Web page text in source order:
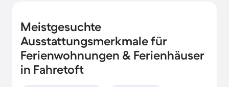
Meistgesuchte
Ausstattungsmerkmale für
Ferienwohnungen & Ferienhäuser
in Fahretoft